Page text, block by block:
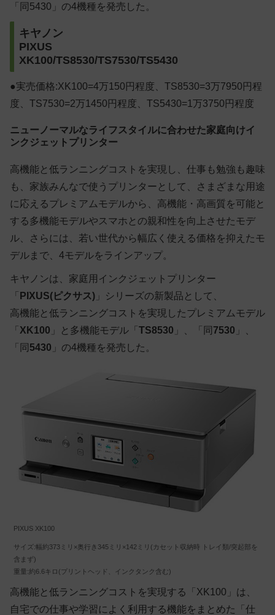
「同5430」の4機種を発売した。
キヤノン
PIXUS
XK100/TS8530/TS7530/TS5430
●実売価格:XK100=4万150円程度、TS8530=3万7950円程
度、TS7530=2万1450円程度、TS5430=1万3750円程度
ニューノーマルなライフスタイルに合わせた家庭向けイ
ンクジェットプリンター
高機能と低ランニングコストを実現し、仕事も勉強も趣味
も、家族みんなで使うプリンターとして、さまざまな用途
に応えるプレミアムモデルから、高機能・高画質を可能と
する多機能モデルやスマホとの親和性を向上させたモデ
ル、さらには、若い世代から幅広く使える価格を抑えたモ
デルまで、4モデルをラインアップ。
キヤノンは、家庭用インクジェットプリンター
「 PIXUS(ピクサス) 」シリーズの新製品として、
高機能と低ランニングコストを実現したプレミアムモデル
「 XK100 」と多機能モデル「 TS8530 」、「同 7530 」、
「同 5430 」の4機種を発売した。
PIXUS XK100
サイズ:幅約373ミリ×奥行き345ミリ×142ミリ(カセット収納時 トレイ類/突起部を
含まず)
重量:約6.6キロ(プリントヘッド、インクタンク含む)
高機能と低ランニングコストを実現する「XK100」は、
自宅での仕事や学習によく利用する機能をまとめた「仕